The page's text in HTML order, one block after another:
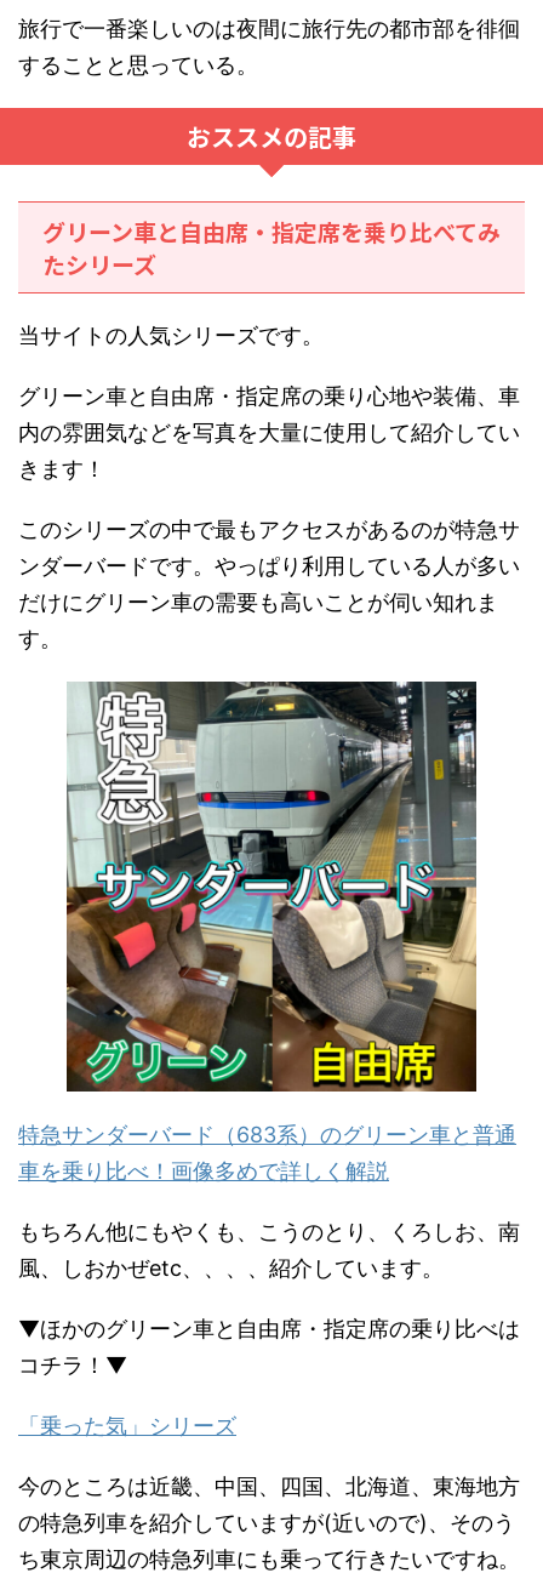
旅行で一番楽しいのは夜間に旅行先の都市部を徘徊
することと思っている。
おススメの記事
グリーン車と自由席・指定席を乗り比べてみ
たシリーズ
当サイトの人気シリーズです。
グリーン車と自由席・指定席の乗り心地や装備、車
内の雰囲気などを写真を大量に使用して紹介してい
きます！
このシリーズの中で最もアクセスがあるのが特急サ
ンダーバードです。やっぱり利用している人が多い
だけにグリーン車の需要も高いことが伺い知れま
す。
特急サンダーバード（683系）のグリーン車と普通
車を乗り比べ！画像多めで詳しく解説
もちろん他にもやくも、こうのとり、くろしお、南
風、しおかぜetc、、、、紹介しています。
▼ほかのグリーン車と自由席・指定席の乗り比べは
コチラ！▼
「乗った気」シリーズ
今のところは近畿、中国、四国、北海道、東海地方
の特急列車を紹介していますが(近いので)、そのう
ち東京周辺の特急列車にも乗って行きたいですね。